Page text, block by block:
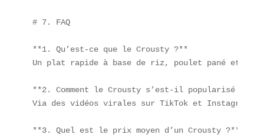
# 7. FAQ
**1. Qu’est-ce que le Crousty ?**
Un plat rapide à base de riz, poulet pané et
**2. Comment le Crousty s’est-il popularisé ?**
Via des vidéos virales sur TikTok et
**3. Quel est le prix moyen d’un Crousty ?**